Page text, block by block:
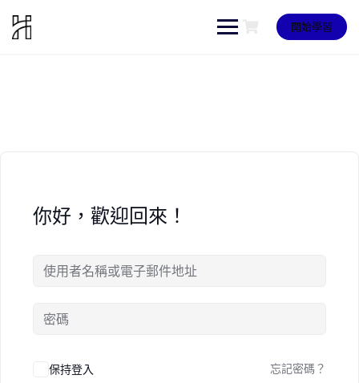
content
開始學習
你好，歡迎回來！
保持登入 忘記密碼？